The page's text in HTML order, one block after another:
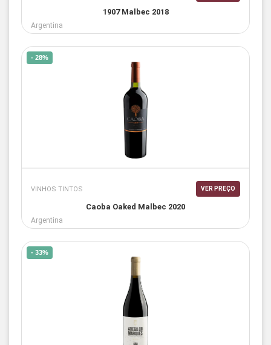
1907 Malbec 2018
Argentina
- 28%
VINHOS TINTOS VER PREÇO
Caoba Oaked Malbec 2020
Argentina
- 33%